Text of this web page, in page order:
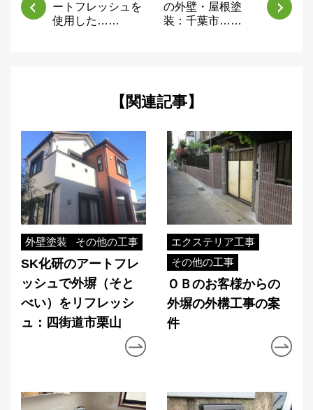
ートフレッシュを
使用した……
の外壁・屋根塗
装：千葉市……
【関連記事】
外壁塗装 その他の工事
SK化研のアートフレ
ッシュで外塀（そと
べい）をリフレッシ
ュ：四街道市栗山
エクステリア工事
その他の工事
ＯＢのお客様からの
外塀の外構工事の案
件